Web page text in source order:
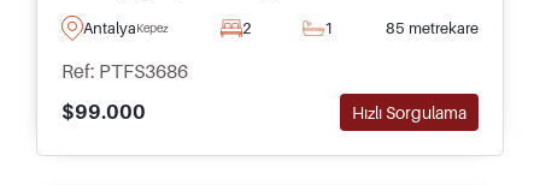
Kepez'de bulunmakta olup, görülmesi tavsiye
edilmektedir.
AntalyaKepez 2 1 85 metrekare
Ref: PTFS3686
$99.000
Hızlı Sorgulama